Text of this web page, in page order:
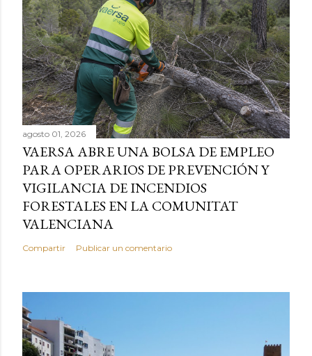
agosto 01, 2026
VAERSA ABRE UNA BOLSA DE EMPLEO
PARA OPERARIOS DE PREVENCIÓN Y
VIGILANCIA DE INCENDIOS
FORESTALES EN LA COMUNITAT
VALENCIANA
Compartir Publicar un comentario